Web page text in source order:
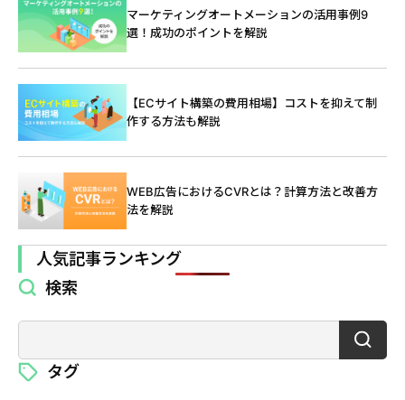
マーケティングオートメーションの活用事例9
選！成功のポイントを解説
【ECサイト構築の費用相場】コストを抑えて制
作する方法も解説
WEB広告におけるCVRとは？計算方法と改善方
法を解説
人気記事ランキング
検索
タグ